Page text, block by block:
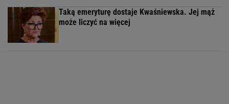
Taką emeryturę dostaje Kwaśniewska. Jej mąż
może liczyć na więcej